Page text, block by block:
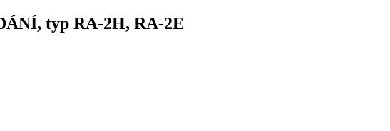
typ RA-2H, RA-2E